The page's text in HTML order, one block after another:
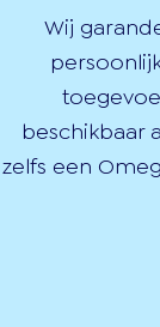
Wij
beschikbaar
zelfs een